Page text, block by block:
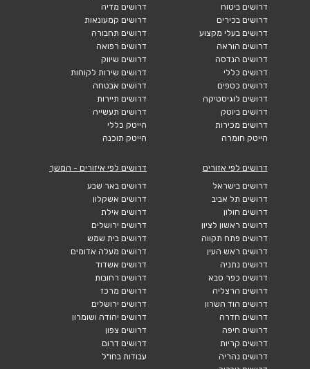
דרושים ביטוח
דרושים בכירים
דרושים בעלי מקצוע
דרושים הוראה
דרושים הנדסה
דרושים כללי
דרושים כספים
דרושים לוגיסטיקה
דרושים ביוטק
דרושים מכירות
הייטק חומרה
דרושים מדיה
דרושים קמעונאות
דרושים תחבורה
דרושים רפואה
דרושים שיווק
דרושים שירות לקוחות
דרושים אבטחה
דרושים תיירות
דרושים תעשייה
הייטק כללי
הייטק תוכנה
דרושים לפי אזורים
דרושים בישראל
דרושים תל אביב
דרושים חולון
דרושים ראשון לציון
דרושים פתח תקווה
דרושים ראש העין
דרושים נתניה
דרושים כפר סבא
דרושים הרצליה
דרושים הוד השרון
דרושים חדרה
דרושים חיפה
דרושים קריות
דרושים נהריה
דרושים לפי איזורים - המשך
דרושים באר שבע
דרושים אשקלון
דרושים אילת
דרושים ירושלים
דרושים בית שמש
דרושים מעלה אדומים
דרושים אשדוד
דרושים רחובות
דרושים מרכז
דרושים ירושלים
דרושים יהודה ושומרון
דרושים צפון
דרושים דרום
עבודות בחו"ל